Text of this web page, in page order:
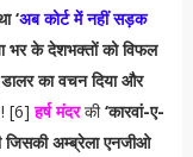
‘अब कोर्ट में नहीं सड़क
भर के देशभक्तों को विफल
का वचन दिया और
[6]हर्ष मंदरकी‘कारवां-ए-
अम्ब्रेला एनजीओ